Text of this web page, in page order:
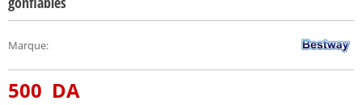
Marque:
500 DA